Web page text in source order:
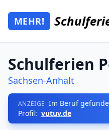
Zum Hauptinhalt springen
Mehr Schulferien
MEHR!
Schulferien
Sachsen-Anhalt
ANZEIGE Im Beruf
Profil: vutuv.de